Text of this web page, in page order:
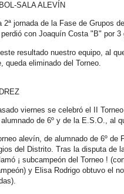
SALA ALEVÍN
2ª jornada de la Fase de Grupos
perdió con Joaquín Costa "B" por 3
resultado nuestro equipo, al
queda eliminado del Torneo.
viernes se celebró el II
de 6º y de la E.S.O., al
alevín, de alumnado de 6º
del Distrito. Tras la disputa de
¡ subcampeón del Torneo !
y Elisa Rodrigo obtuvo el